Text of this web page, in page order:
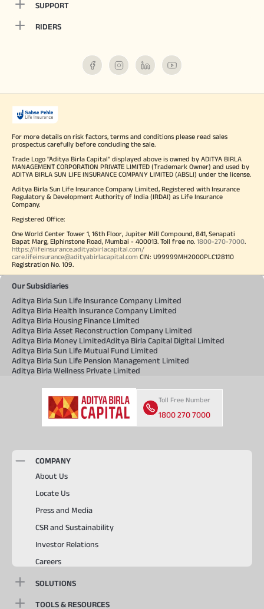
SUPPORT
RIDERS
For more details on risk factors, terms and conditions please read sales
prospectus carefully before concluding the sale.
Trade Logo "Aditya Birla Capital" displayed above is owned by ADITYA BIRLA
MANAGEMENT CORPORATION PRIVATE LIMITED (Trademark Owner) and used by
ADITYA BIRLA SUN LIFE INSURANCE COMPANY LIMITED (ABSLI) under the license.
Aditya Birla Sun Life Insurance Company Limited, Registered with Insurance
Regulatory & Development Authority of India (IRDAI) as Life Insurance
Company.
Registered Office:
One World Center Tower 1, 16th Floor, Jupiter Mill Compound, 841, Senapati
Bapat Marg, Elphinstone Road, Mumbai - 400013. Toll free no. 1800-270-7000.
https://lifeinsurance.adityabirlacapital.com/
care.lifeinsurance@adityabirlacapital.com CIN: U99999MH2000PLC128110
Registration No. 109.
Our Subsidiaries
Aditya Birla Sun Life Insurance Company Limited
Aditya Birla Health Insurance Company Limited
Aditya Birla Housing Finance Limited
Aditya Birla Asset Reconstruction Company Limited
Aditya Birla Money LimitedAditya Birla Capital Digital Limited
Aditya Birla Sun Life Mutual Fund Limited
Aditya Birla Sun Life Pension Management Limited
Aditya Birla Wellness Private Limited
Toll Free Number
1800 270 7000
COMPANY
About Us
Locate Us
Press and Media
CSR and Sustainability
Investor Relations
Careers
SOLUTIONS
TOOLS & RESOURCES